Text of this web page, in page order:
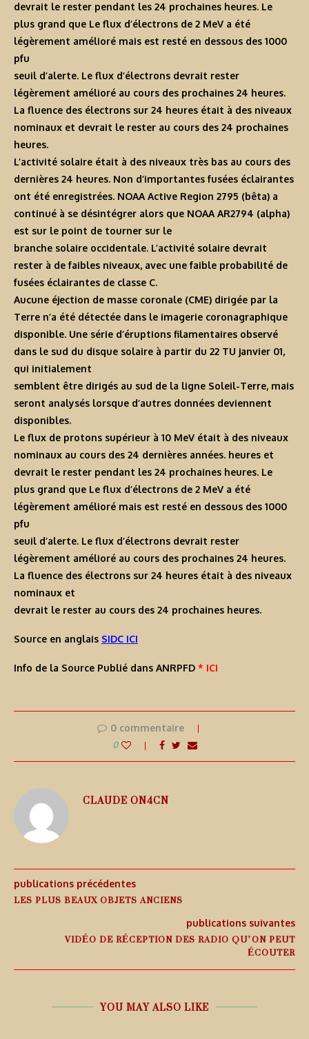
devrait le rester pendant les 24 prochaines heures. Le
plus grand que Le flux d’électrons de 2 MeV a été
légèrement amélioré mais est resté en dessous des 1000
pfu
seuil d’alerte. Le flux d’électrons devrait rester
légèrement amélioré au cours des prochaines 24 heures.
La fluence des électrons sur 24 heures était à des niveaux
nominaux et devrait le rester au cours des 24 prochaines
heures.
L’activité solaire était à des niveaux très bas au cours des
dernières 24 heures. Non d’importantes fusées éclairantes
ont été enregistrées. NOAA Active Region 2795 (bêta) a
continué à se désintégrer alors que NOAA AR2794 (alpha)
est sur le point de tourner sur le
branche solaire occidentale. L’activité solaire devrait
rester à de faibles niveaux, avec une faible probabilité de
fusées éclairantes de classe C.
Aucune éjection de masse coronale (CME) dirigée par la
Terre n’a été détectée dans le imagerie coronagraphique
disponible. Une série d’éruptions filamentaires observé
dans le sud du disque solaire à partir du 22 TU janvier 01,
qui initialement
semblent être dirigés au sud de la ligne Soleil-Terre, mais
seront analysés lorsque d’autres données deviennent
disponibles.
Le flux de protons supérieur à 10 MeV était à des niveaux
nominaux au cours des 24 dernières années. heures et
devrait le rester pendant les 24 prochaines heures. Le
plus grand que Le flux d’électrons de 2 MeV a été
légèrement amélioré mais est resté en dessous des 1000
pfu
seuil d’alerte. Le flux d’électrons devrait rester
légèrement amélioré au cours des prochaines 24 heures.
La fluence des électrons sur 24 heures était à des niveaux
nominaux et
devrait le rester au cours des 24 prochaines heures.
Source en anglais SIDC ICI
Info de la Source Publié dans ANRPFD * ICI
0 commentaire
0
CLAUDE ON4CN
publications précédentes
LES PLUS BEAUX OBJETS ANCIENS
publications suivantes
VIDÉO DE RÉCEPTION DES RADIO QU’ON PEUT
ÉCOUTER
YOU MAY ALSO LIKE